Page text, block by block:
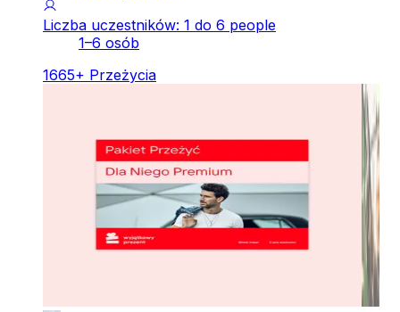
Liczba uczestników: 1 do 6 people
1–6 osób
1665+ Przeżycia